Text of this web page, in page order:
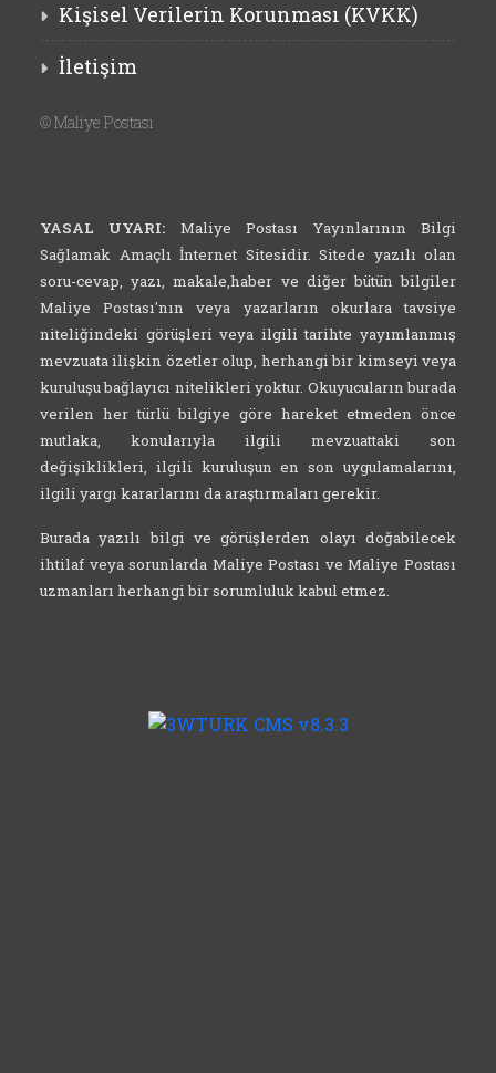
Kişisel Verilerin Korunması (KVKK)
İletişim
©Maliye Postası
YASAL UYARI: Maliye Postası Yayınlarının Bilgi
Sağlamak Amaçlı İnternet Sitesidir. Sitede yazılı olan
soru-cevap, yazı, makale,haber ve diğer bütün bilgiler
Maliye Postası'nın veya yazarların okurlara tavsiye
niteliğindeki görüşleri veya ilgili tarihte yayımlanmış
mevzuata ilişkin özetler olup, herhangi bir kimseyi veya
kuruluşu bağlayıcı nitelikleri yoktur. Okuyucuların burada
verilen her türlü bilgiye göre hareket etmeden önce
mutlaka, konularıyla ilgili mevzuattaki son
değişiklikleri, ilgili kuruluşun en son uygulamalarını,
ilgili yargı kararlarını da araştırmaları gerekir.
Burada yazılı bilgi ve görüşlerden olayı doğabilecek
ihtilaf veya sorunlarda Maliye Postası ve Maliye Postası
uzmanları herhangi bir sorumluluk kabul etmez.